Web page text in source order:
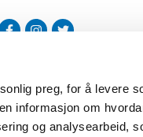
preg, for å levere
informasjon om
og analysearbeid,
Sport har over 90 års
klubbhandel. Torshov Sport har
Drammen, Sandvika Storsenter